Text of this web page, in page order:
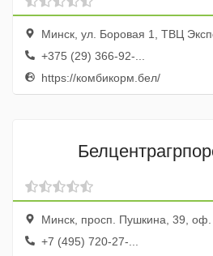
Минск, ул. Боровая 1, ТВЦ
+375 (29) 366-92-...
https://комбикорм.бел/
Минск, просп. Пушкина, 39, оф.
+7 (495) 720-27-...